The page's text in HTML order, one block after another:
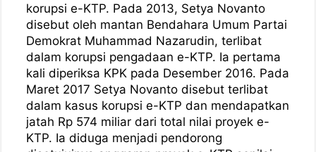
korupsi e-KTP. Pada 2013, Setya Novanto
disebut oleh mantan Bendahara Umum Partai
Demokrat Muhammad Nazarudin, terlibat
dalam korupsi pengadaan e-KTP. Ia pertama
kali diperiksa KPK pada Desember 2016. Pada
Maret 2017 Setya Novanto disebut terlibat
dalam kasus korupsi e-KTP dan mendapatkan
jatah Rp 574 miliar dari total nilai proyek e-
KTP. Ia diduga menjadi pendorong